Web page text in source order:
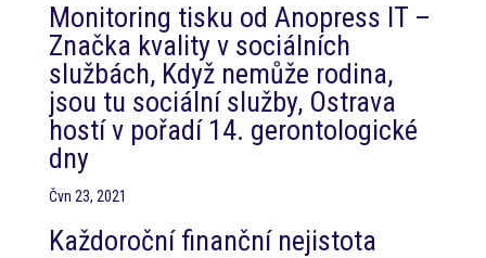
Monitoring tisku od Anopress IT –
Značka kvality v sociálních
službách, Když nemůže rodina,
jsou tu sociální služby, Ostrava
hostí v pořadí 14. gerontologické
dny
Čvn 23, 2021
Každoroční finanční nejistota